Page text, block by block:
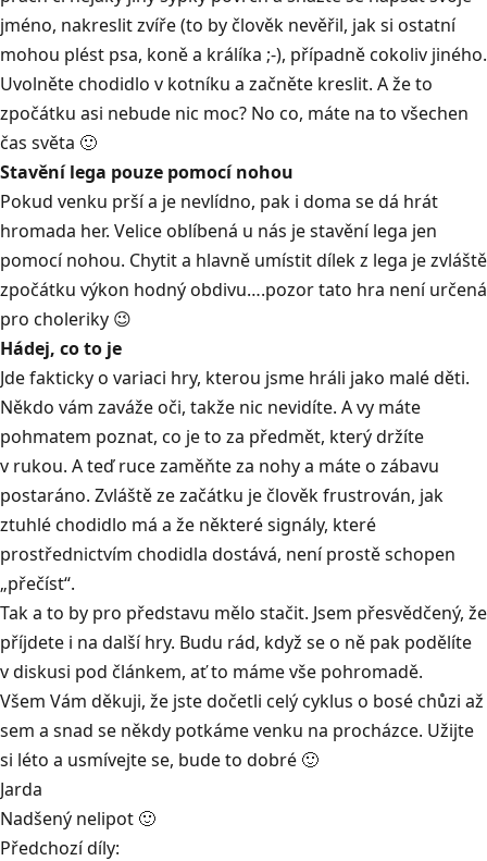
jméno, nakreslit zvíře (to by člověk nevěřil, jak si ostatní
mohou plést psa, koně a králíka ;-), případně cokoliv jiného.
Uvolněte chodidlo v kotníku a začněte kreslit. A že to
zpočátku asi nebude nic moc? No co, máte na to všechen
čas světa 🙂
Stavění lega pouze pomocí nohou
Pokud venku prší a je nevlídno, pak i doma se dá hrát
hromada her. Velice oblíbená u nás je stavění lega jen
pomocí nohou. Chytit a hlavně umístit dílek z lega je zvláště
zpočátku výkon hodný obdivu….pozor tato hra není určená
pro choleriky 😉
Hádej, co to je
Jde fakticky o variaci hry, kterou jsme hráli jako malé děti.
Někdo vám zaváže oči, takže nic nevidíte. A vy máte
pohmatem poznat, co je to za předmět, který držíte
v rukou. A teď ruce zaměňte za nohy a máte o zábavu
postaráno. Zvláště ze začátku je člověk frustrován, jak
ztuhlé chodidlo má a že některé signály, které
prostřednictvím chodidla dostává, není prostě schopen
„přečíst“.
Tak a to by pro představu mělo stačit. Jsem přesvědčený, že
příjdete i na další hry. Budu rád, když se o ně pak podělíte
v diskusi pod článkem, ať to máme vše pohromadě.
Všem Vám děkuji, že jste dočetli celý cyklus o bosé chůzi až
sem a snad se někdy potkáme venku na procházce. Užijte
si léto a usmívejte se, bude to dobré 🙂
Jarda
Nadšený nelipot 🙂
Předchozí díly: